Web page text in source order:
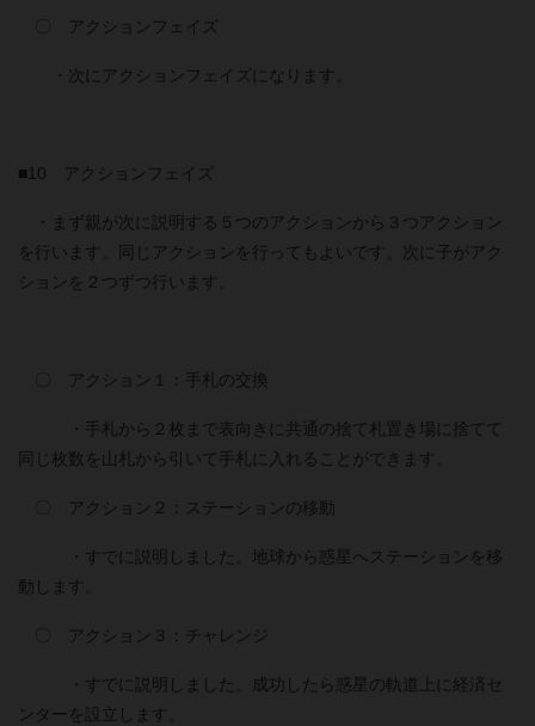
〇 アクションフェイズ
・次にアクションフェイズになります。
■10 アクションフェイズ
・まず親が次に説明する５つのアクションから３つアクション
を行います。同じアクションを行ってもよいです。次に子がアク
ションを２つずつ行います。
〇 アクション１：手札の交換
・手札から２枚まで表向きに共通の捨て札置き場に捨てて
同じ枚数を山札から引いて手札に入れることができます。
〇 アクション２：ステーションの移動
・すでに説明しました。地球から惑星へステーションを移
動します。
〇 アクション３：チャレンジ
・すでに説明しました。成功したら惑星の軌道上に経済セ
ンターを設立します。